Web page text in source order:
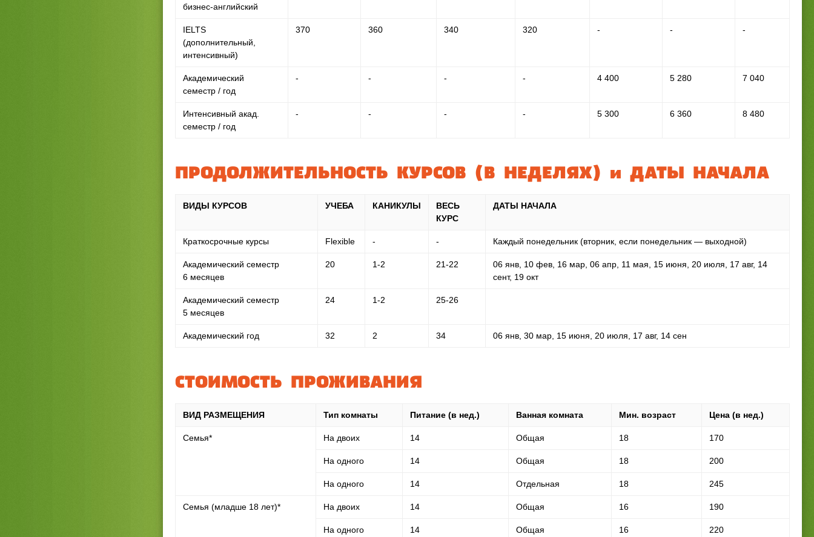
бизнес-английский
IELTS
(дополнительный,
интенсивный)
370 360 340 320 - - -
Академический
семестр / год
- - - - 4 400 5 280 7 040
Интенсивный акад.
семестр / год
- - - - 5 300 6 360 8 480
ПРОДОЛЖИТЕЛЬНОСТЬ КУРСОВ (В НЕДЕЛЯХ) и ДАТЫ НАЧАЛА
ВИДЫ КУРСОВ УЧЕБА КАНИКУЛЫ
ВЕСЬ
КУРС
ДАТЫ НАЧАЛА
Краткосрочные курсы Flexible - - Каждый понедельник (вторник, если понедельник — выходной)
Академический семестр
6 месяцев
20 1-2 21-22
06 янв, 10 фев, 16 мар, 06 апр, 11 мая, 15 июня, 20 июля, 17 авг, 14
сент, 19 окт
Академический семестр
5 месяцев
24 1-2 25-26
Академический год 32 2 34 06 янв, 30 мар, 15 июня, 20 июля, 17 авг, 14 сен
СТОИМОСТЬ ПРОЖИВАНИЯ
ВИД РАЗМЕЩЕНИЯ Тип комнаты Питание (в нед.) Ванная комната Мин. возраст Цена (в нед.)
Семья* На двоих 14 Общая 18 170
На одного 14 Общая 18 200
На одного 14 Отдельная 18 245
Семья (младше 18 лет)* На двоих 14 Общая 16 190
На одного 14 Общая 16 220